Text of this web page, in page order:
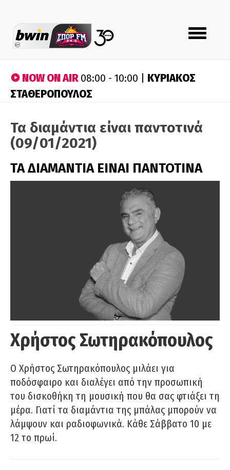
Toggle
navigation
NOW ON AIR08:00 - 10:00 | ΚΥΡΙΑΚΟΣ
ΣΤΑΘΕΡΟΠΟΥΛΟΣ
Τα διαμάντια είναι παντοτινά
(09/01/2021)
ΤΑ ΔΙΑΜΑΝΤΙΑ ΕΙΝΑΙ ΠΑΝΤΟΤΙΝΑ
Χρήστος Σωτηρακόπουλος
Ο Χρήστος Σωτηρακόπουλος μιλάει για
ποδόσφαιρο και διαλέγει από την προσωπική
του δισκοθήκη τη μουσική που θα σας φτιάξει τη
μέρα. Γιατί τα διαμάντια της μπάλας μπορούν να
λάμψουν και ραδιοφωνικά. Κάθε Σάββατο 10 με
12 το πρωί.